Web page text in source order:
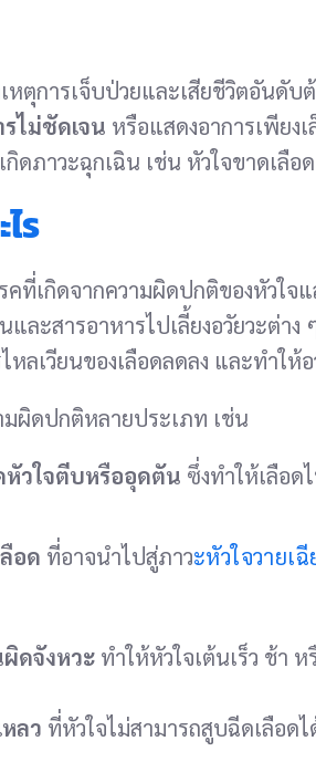
หตุการเจ็บป่วยและเสียชีวิตอันดั
ไม่ชัดเจน หรือแสดงอาการเพียง
กิดภาวะฉุกเฉิน เช่น หัวใจขาดเลื
ร
คที่เกิดจากความผิดปกติของหัวใ
ละสารอาหารไปเลี้ยงอวัยวะต่าง
หลเวียนของเลือดลดลง และทำใ
ผิดปกติหลายประเภท เช่น
หัวใจตีบหรืออุดตัน ซึ่งทำให้เลือด
อด ที่อาจนำไปสู่ภาวะหัวใจวายเ
ผิดจังหวะ ทำให้หัวใจเต้นเร็ว ช้า
ลว ที่หัวใจไม่สามารถสูบฉีดเลือด